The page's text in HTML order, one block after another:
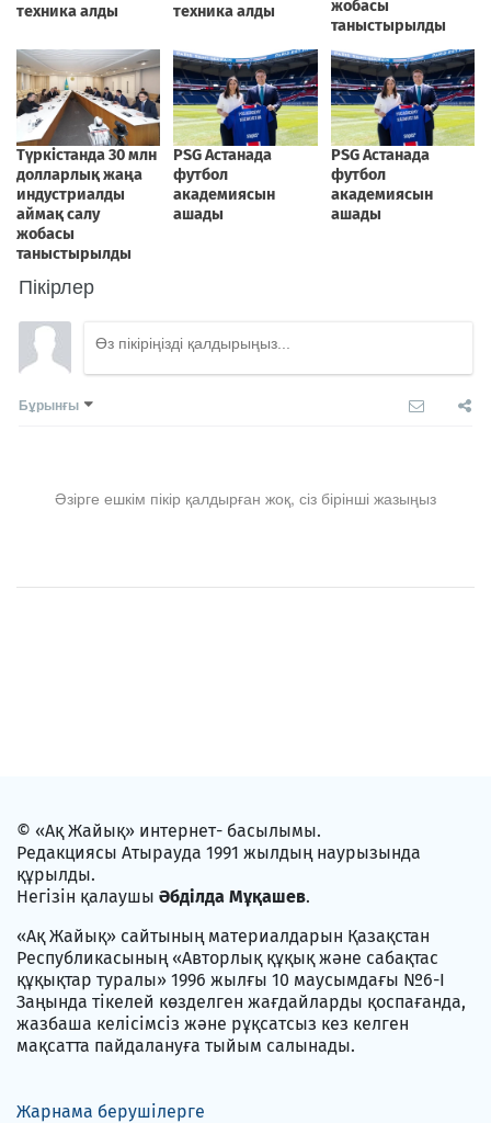
Пікірлер
Бұрынғы
Әзірге ешкім пікір қалдырған жоқ, сіз бірінші жазыңыз
© «Ақ Жайық» интернет- басылымы.
Редакциясы Атырауда 1991 жылдың наурызында
құрылды.
Негізін қалаушы Әбділда Мұқашев.
«Ақ Жайық» сайтының материалдарын Қазақстан
Республикасының «Авторлық құқық және сабақтас
құқықтар туралы» 1996 жылғы 10 маусымдағы №6-I
Заңында тікелей көзделген жағдайларды қоспағанда,
жазбаша келісімсіз және рұқсатсыз кез келген
мақсатта пайдалануға тыйым салынады.
Жарнама берушілерге